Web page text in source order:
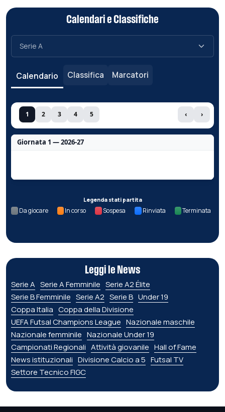
Calendari e Classifiche
Calendario Classifica Marcatori
1 2 3 4 5 ‹ ›
Giornata 1 — 2026-27
Legenda stati partita
Da giocare In corso Sospesa Rinviata Terminata
Leggi le News
Serie A Serie A Femminile Serie A2 Élite
Serie B Femminile Serie A2 Serie B Under 19
Coppa Italia Coppa della Divisione
UEFA Futsal Champions League Nazionale maschile
Nazionale femminile Nazionale Under 19
Campionati Regionali Attività giovanile Hall of Fame
News istituzionali Divisione Calcio a 5 Futsal TV
Settore Tecnico FIGC